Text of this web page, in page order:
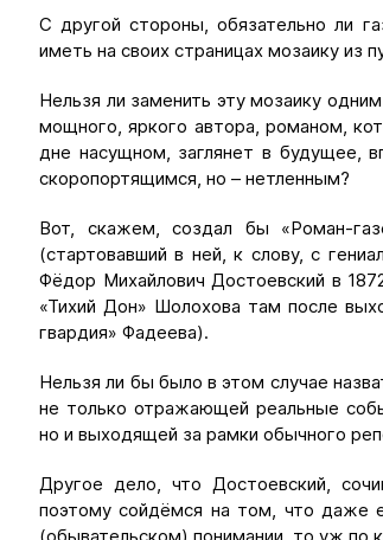
С другой стороны, обязательно ли
иметь на своих страницах мозаику из
Нельзя ли заменить эту мозаику
мощного, яркого автора, романом,
дне насущном, заглянет в будущее,
скоропортящимся, но – нетленным?
Вот, скажем, создал бы «Роман-
(стартовавший в ней, к слову, с
Фёдор Михайлович Достоевский в
«Тихий Дон» Шолохова там после
гвардия» Фадеева).
Нельзя ли бы было в этом случае
не только отражающей реальные
но и выходящей за рамки обычного
Другое дело, что Достоевский,
поэтому сойдёмся на том, что даже